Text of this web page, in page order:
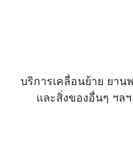
บริการเคลื่อนย้าย ยาน
และสิ่งของอื่นๆ ฯล